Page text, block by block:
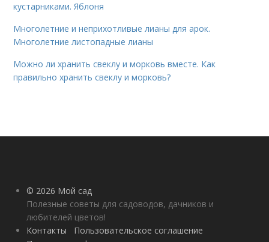
кустарниками. Яблоня
Многолетние и неприхотливые лианы для арок.
Многолетние листопадные лианы
Можно ли хранить свеклу и морковь вместе. Как
правильно хранить свеклу и морковь?
© 2026 Мой сад
Полезные советы для садоводов, дачников и
любителей цветов!
Контакты
Пользовательское соглашение